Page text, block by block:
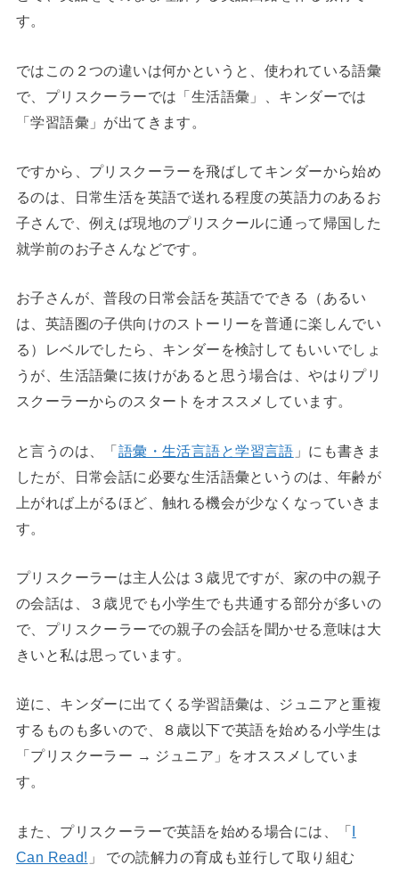
す。
ではこの２つの違いは何かというと、使われている語彙
で、プリスクーラーでは「生活語彙」、キンダーでは
「学習語彙」が出てきます。
ですから、プリスクーラーを飛ばしてキンダーから始め
るのは、日常生活を英語で送れる程度の英語力のあるお
子さんで、例えば現地のプリスクールに通って帰国した
就学前のお子さんなどです。
お子さんが、普段の日常会話を英語でできる（あるい
は、英語圏の子供向けのストーリーを普通に楽しんでい
る）レベルでしたら、キンダーを検討してもいいでしょ
うが、生活語彙に抜けがあると思う場合は、やはりプリ
スクーラーからのスタートをオススメしています。
と言うのは、「語彙・生活言語と学習言語 」にも書きま
したが、日常会話に必要な生活語彙というのは、年齢が
上がれば上がるほど、触れる機会が少なくなっていきま
す。
プリスクーラーは主人公は３歳児ですが、家の中の親子
の会話は、３歳児でも小学生でも共通する部分が多いの
で、プリスクーラーでの親子の会話を聞かせる意味は大
きいと私は思っています。
逆に、キンダーに出てくる学習語彙は、ジュニアと重複
するものも多いので、８歳以下で英語を始める小学生は
「プリスクーラー → ジュニア」をオススメしていま
す。
また、プリスクーラーで英語を始める場合には、「I
Can Read! 」 での読解力の育成も並行して取り組む